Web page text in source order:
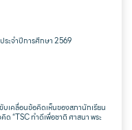
ระจำปีการศึกษา 2569
บเคลื่อนข้อคิดเห็นของสภานักเรียน
ด “TSC ทำดีเพื่อชาติ ศาสนา พระ